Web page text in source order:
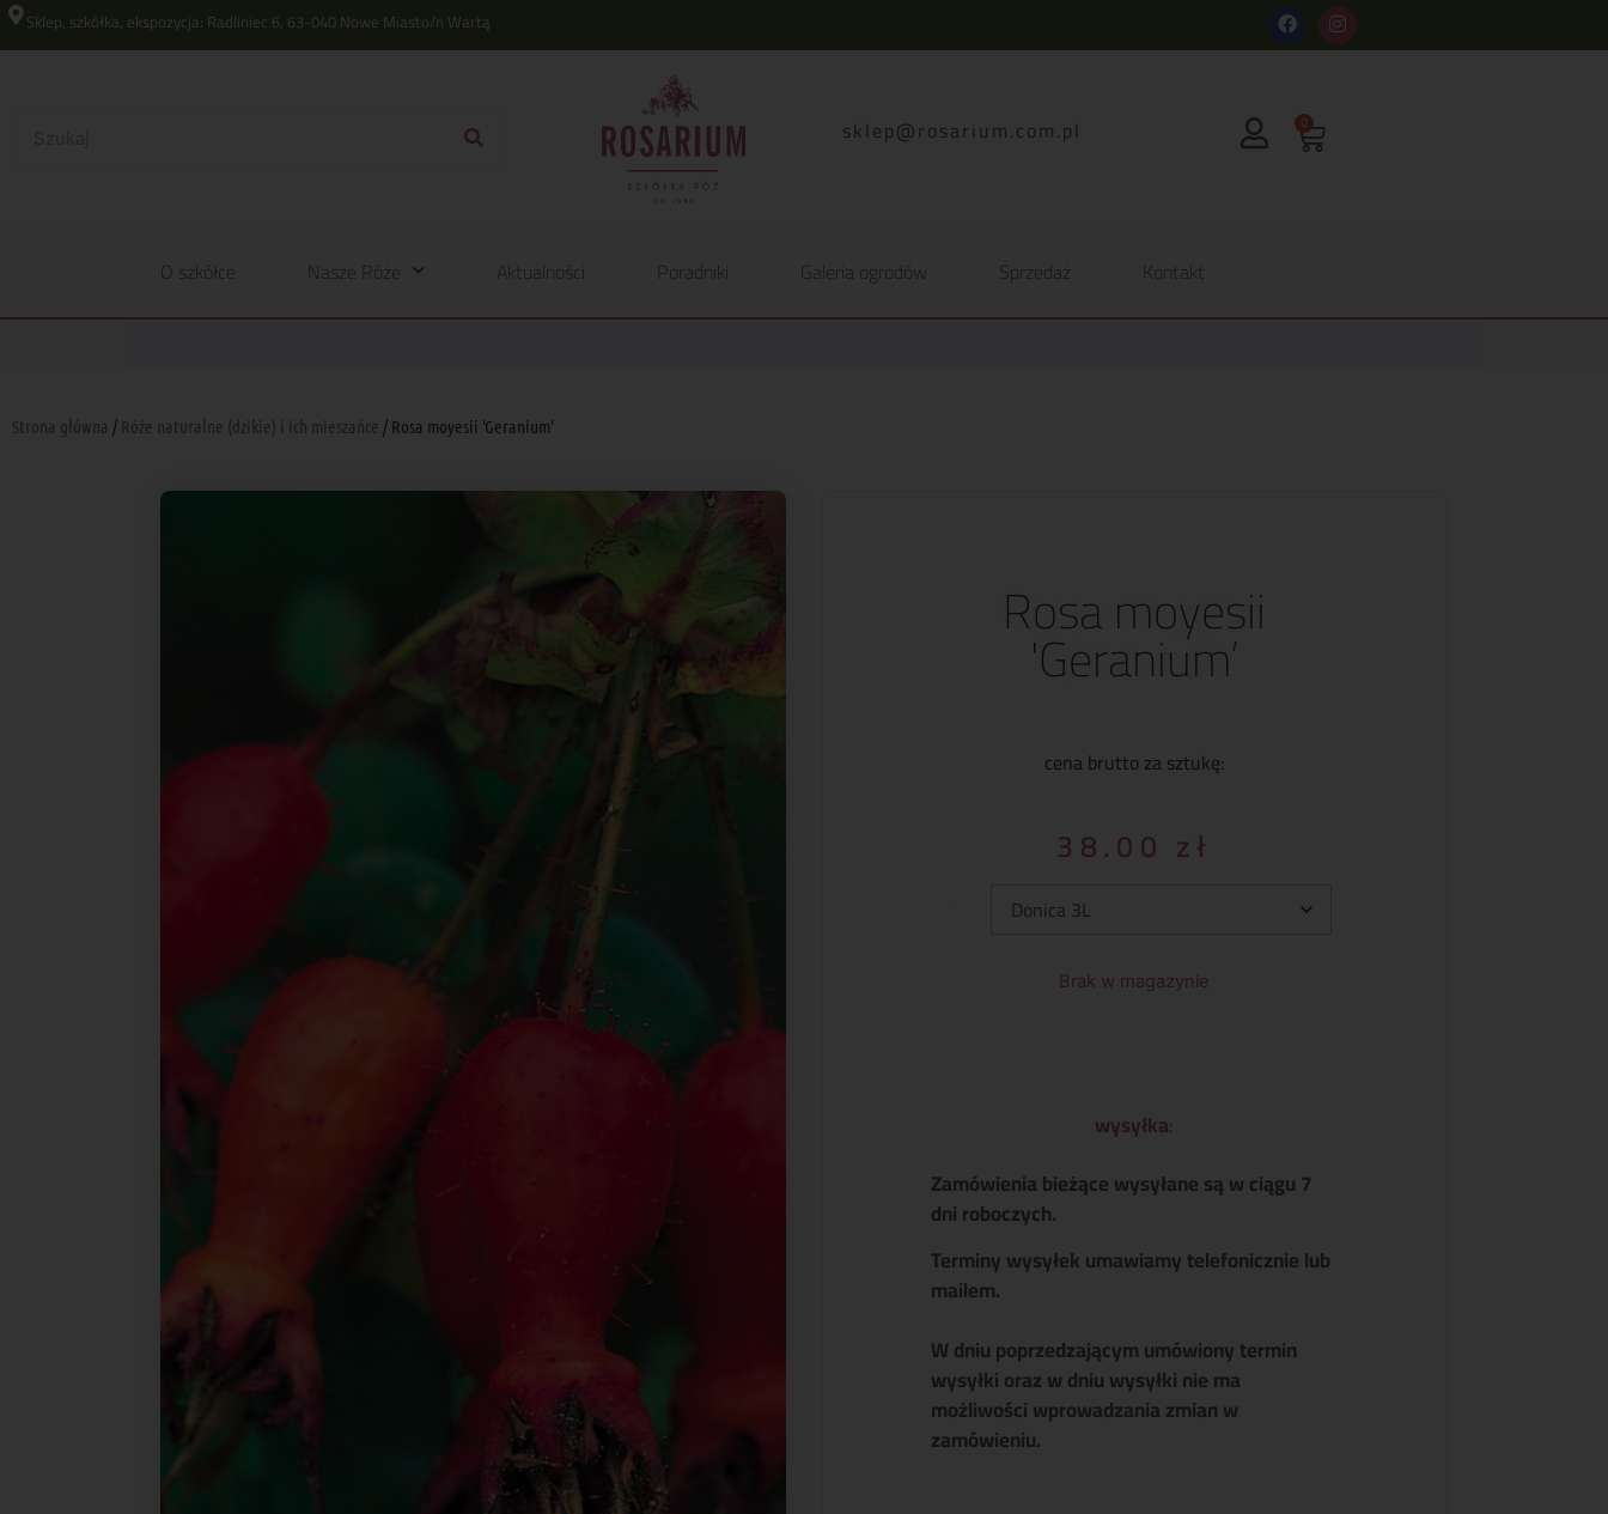
Sklep, szkółka, ekspozycja: Radliniec 6, 63-040 Nowe Miasto/n Wartą
lp.moc.muirasor@pelks 0
O szkółce Nasze Róże Aktualności Poradniki Galeria ogrodów Sprzedaż Kontakt
Strona główna / Róże naturalne (dzikie) i ich mieszańce / Rosa moyesii 'Geranium’
Rosa moyesii
'Geranium’
cena brutto za sztukę:
38.00 zł
Brak w magazynie
wysyłka:
Zamówienia bieżące wysyłane są w ciągu 7
dni roboczych.
Terminy wysyłek umawiamy telefonicznie lub
mailem.
W dniu poprzedzającym umówiony termin
wysyłki oraz w dniu wysyłki nie ma
możliwości wprowadzania zmian w
zamówieniu.